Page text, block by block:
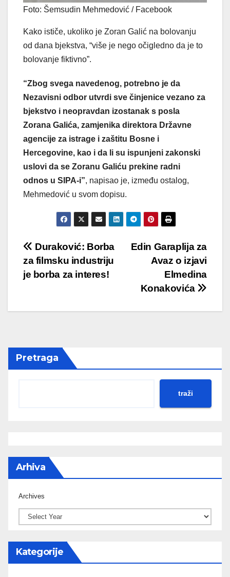
Foto: Šemsudin Mehmedović / Facebook
Kako ističe, ukoliko je Zoran Galić na bolovanju
od dana bjekstva, “više je nego očigledno da je to
bolovanje fiktivno”.
“Zbog svega navedenog, potrebno je da
Nezavisni odbor utvrdi sve činjenice vezano za
bjekstvo i neopravdan izostanak s posla
Zorana Galića, zamjenika direktora Državne
agencije za istrage i zaštitu Bosne i
Hercegovine, kao i da li su ispunjeni zakonski
uslovi da se Zoranu Galiću prekine radni
odnos u SIPA-i”, napisao je, između ostalog,
Mehmedović u svom dopisu.
Post
navigation
Edin Garaplija za
Avaz o izjavi
Elmedina
Konakovića
Duraković: Borba
za filmsku industriju
je borba za interes!
Pretraga
traži
Arhiva
Archives
Kategorije